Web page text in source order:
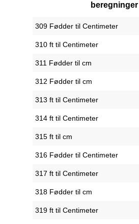
beregninger
309 Fødder til Centimeter
310 ft til Centimeter
311 Fødder til cm
312 Fødder til cm
313 ft til Centimeter
314 ft til Centimeter
315 ft til cm
316 Fødder til Centimeter
317 ft til Centimeter
318 Fødder til cm
319 ft til Centimeter